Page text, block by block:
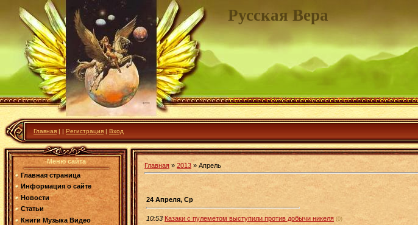
Русская Вера
Главная | | Регистрация | Вход
Меню сайта
Главная страница
Информация о сайте
Новости
Статьи
Книги Музыка Видео
Главная » 2013 » Апрель
24 Апреля, Ср
10:53 Казаки с пулеметом выступили против добычи никеля (0)